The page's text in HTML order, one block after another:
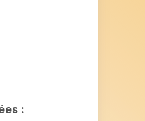
: